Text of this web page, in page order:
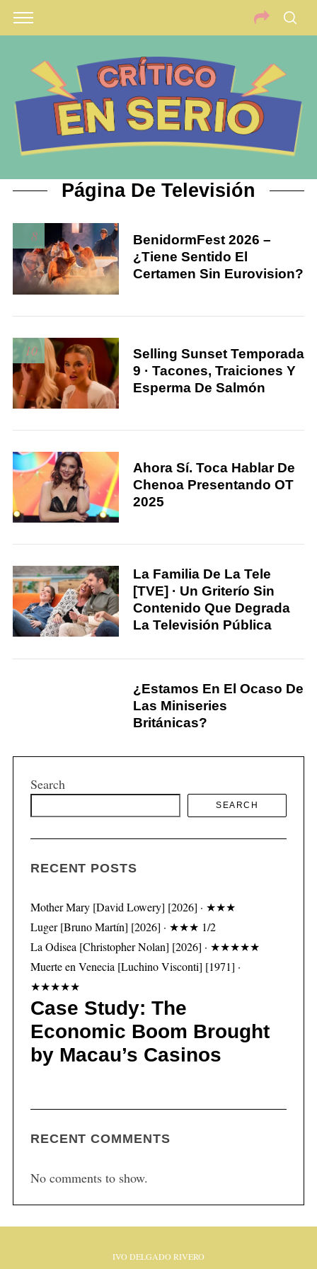
Página De Televisión
8
BenidormFest 2026 –
¿Tiene Sentido El
Certamen Sin Eurovision?
10
Selling Sunset Temporada
9 · Tacones, Traiciones Y
Esperma De Salmón
Ahora Sí. Toca Hablar De
Chenoa Presentando OT
2025
La Familia De La Tele
[TVE] · Un Griterío Sin
Contenido Que Degrada
La Televisión Pública
¿Estamos En El Ocaso De
Las Miniseries
Británicas?
Search
SEARCH
RECENT POSTS
Mother Mary [David Lowery] [2026] · ★★★
Luger [Bruno Martín] [2026] · ★★★ 1/2
La Odisea [Christopher Nolan] [2026] · ★★★★★
Muerte en Venecia [Luchino Visconti] [1971] ·
★★★★★
Case Study: The
Economic Boom Brought
by Macau’s Casinos
RECENT COMMENTS
No comments to show.
IVO DELGADO RIVERO
S
e
a
r
c
f